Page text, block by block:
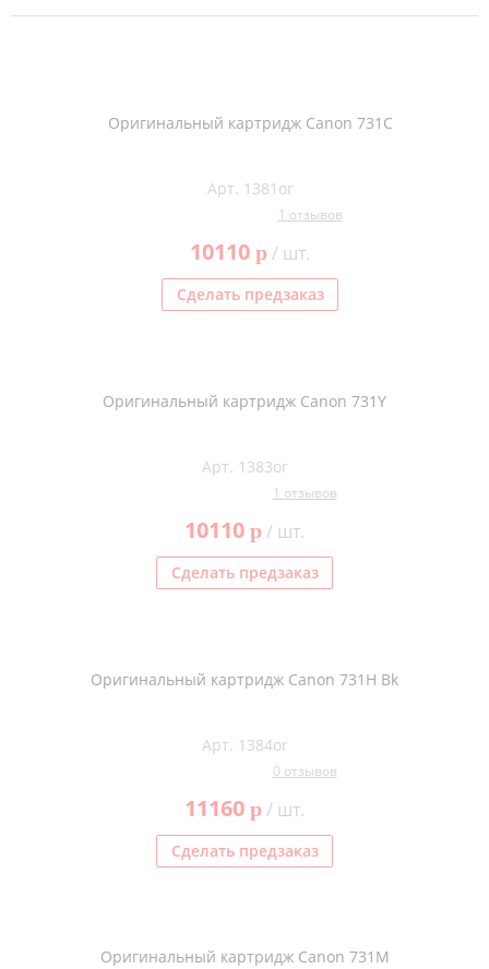
Оригинальный картридж Canon 731C
Арт. 1381or
1 отзывов
10110 p/ шт.
Сделать предзаказ
Оригинальный картридж Canon 731Y
Арт. 1383or
1 отзывов
10110 p/ шт.
Сделать предзаказ
Оригинальный картридж Canon 731H Bk
Арт. 1384or
0 отзывов
11160 p/ шт.
Сделать предзаказ
Оригинальный картридж Canon 731M